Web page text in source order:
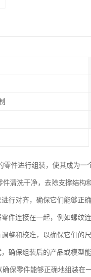
件进行组装，使其成为一
清洗干净，去除支撑结构
行对齐，确保它们能够正确
件连接在一起，例如螺纹连
整和校准，以确保它们的
确保组装后的产品或模型能
保零件能够正确地组装在